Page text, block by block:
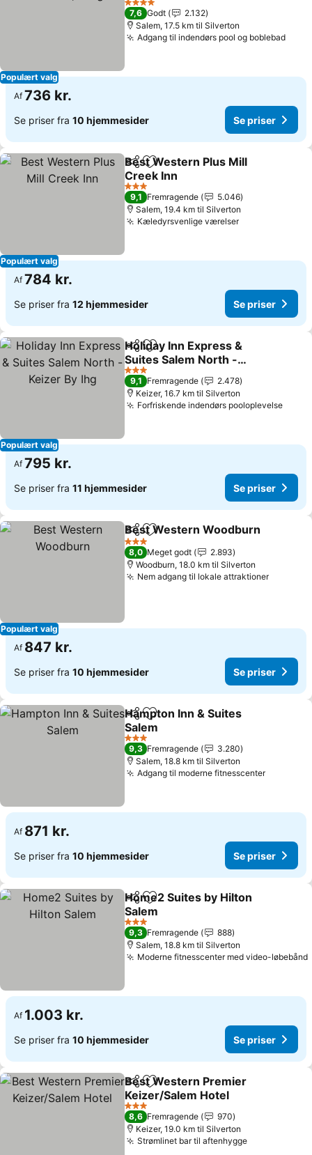
Populært valg
Se priser
4 Stjerner
7,6 Godt
2.132
Salem, 17.5 km til Silverton
Adgang til indendørs pool og boblebadSe
Af 736 kr.
Se priser fra 10 hjemmesider Se priser
Populært valg
Del Føj til favoritter
Best Western Plus Mill
Creek Inn
Se priser
3 Stjerner
9,1 Fremragende
5.046
Salem, 19.4 km til Silverton
Kæledyrsvenlige værelserSe priser
Af 784 kr.
Se priser fra 12 hjemmesider Se priser
Populært valg
Del Føj til favoritter
Holiday Inn Express &
Suites Salem North -
Keizer By Ihg
Se priser
3 Stjerner
9,1 Fremragende
2.478
Keizer, 16.7 km til Silverton
Forfriskende indendørs pooloplevelseSe
Af 795 kr.
Se priser fra 11 hjemmesider Se priser
Populært valg
Del Føj til favoritter
Best Western Woodburn
3 Stjerner
8,0 Meget godt
2.893
Woodburn, 18.0 km til Silverton
Nem adgang til lokale attraktionerSe
Af 847 kr.
Se priser fra 10 hjemmesider Se priser
Del Føj til favoritter
Hampton Inn & Suites
Salem
Se priser
3 Stjerner
9,3 Fremragende
3.280
Salem, 18.8 km til Silverton
Adgang til moderne fitnesscenterSe priser
Af 871 kr.
Se priser fra 10 hjemmesider Se priser
Del Føj til favoritter
Home2 Suites by Hilton
Salem
Se priser
3 Stjerner
9,3 Fremragende
888
Salem, 18.8 km til Silverton
Moderne fitnesscenter med video-løbebånd
Af 1.003 kr.
Se priser fra 10 hjemmesider Se priser
Del Føj til favoritter
Best Western Premier
Keizer/Salem Hotel
Se priser
3 Stjerner
8,6 Fremragende
970
Keizer, 19.0 km til Silverton
Strømlinet bar til aftenhyggeSe priser